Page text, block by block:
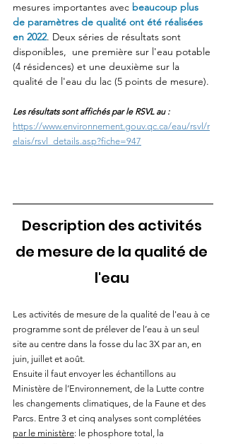
mesures importantes avec beaucoup plus
de paramètres de qualité ont été réalisées
en 2022. Deux séries de résultats sont
disponibles,  une première sur l'eau potable
(4 résidences) et une deuxième sur la
qualité de l'eau du lac (5 points de mesure).
Les résultats sont affichés par le RSVL au :
https://www.environnement.gouv.qc.ca/eau/rsvl/r
elais/rsvl_details.asp?fiche=947
Description des activités
de mesure de la qualité de
l'eau
Les activités de mesure de la qualité de l'eau à ce
programme sont de prélever de l’eau à un seul
site au centre dans la fosse du lac 3X par an, en
juin, juillet et août.
Ensuite il faut envoyer les échantillons au
Ministère de l’Environnement, de la Lutte contre
les changements climatiques, de la Faune et des
Parcs. Entre 3 et cinq analyses sont complétées
par le ministère: le phosphore total, la